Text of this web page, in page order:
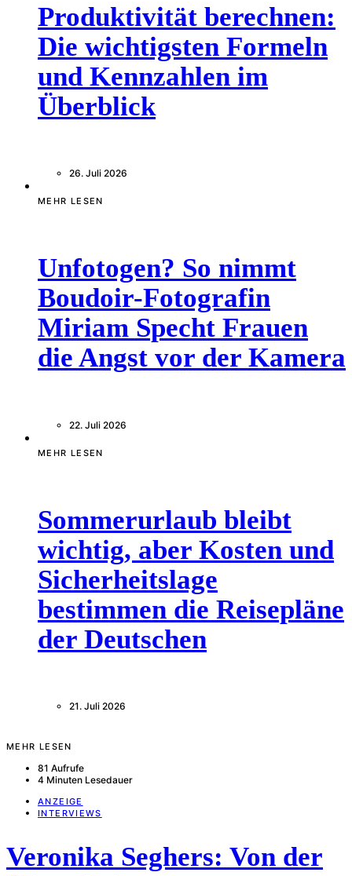
Produktivität berechnen:
Die wichtigsten Formeln
und Kennzahlen im
Überblick
26. Juli 2026
MEHR LESEN
Unfotogen? So nimmt
Boudoir-Fotografin
Miriam Specht Frauen
die Angst vor der Kamera
22. Juli 2026
MEHR LESEN
Sommerurlaub bleibt
wichtig, aber Kosten und
Sicherheitslage
bestimmen die Reisepläne
der Deutschen
21. Juli 2026
MEHR LESEN
81 Aufrufe
4 Minuten Lesedauer
ANZEIGE
INTERVIEWS
Veronika Seghers: Von der